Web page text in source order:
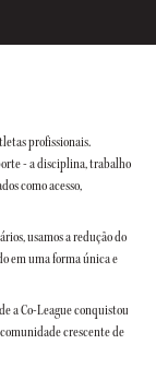
profissionais.
- a disciplina, trabalho
como acesso,
usamos a redução do
em uma forma única e
a Co-League conquistou
crescente de